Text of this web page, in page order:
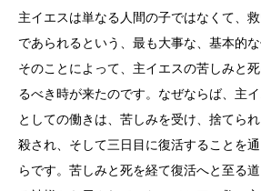
主イエスは単なる人間の子ではなくて、救
であられるという、最も大事な、基本的な
そのことによって、主イエスの苦しみと
るべき時が来たのです。なぜならば、主
としての働きは、苦しみを受け、捨てら
殺され、そして三日目に復活することを
らです。苦しみと死を経て復活へと至る